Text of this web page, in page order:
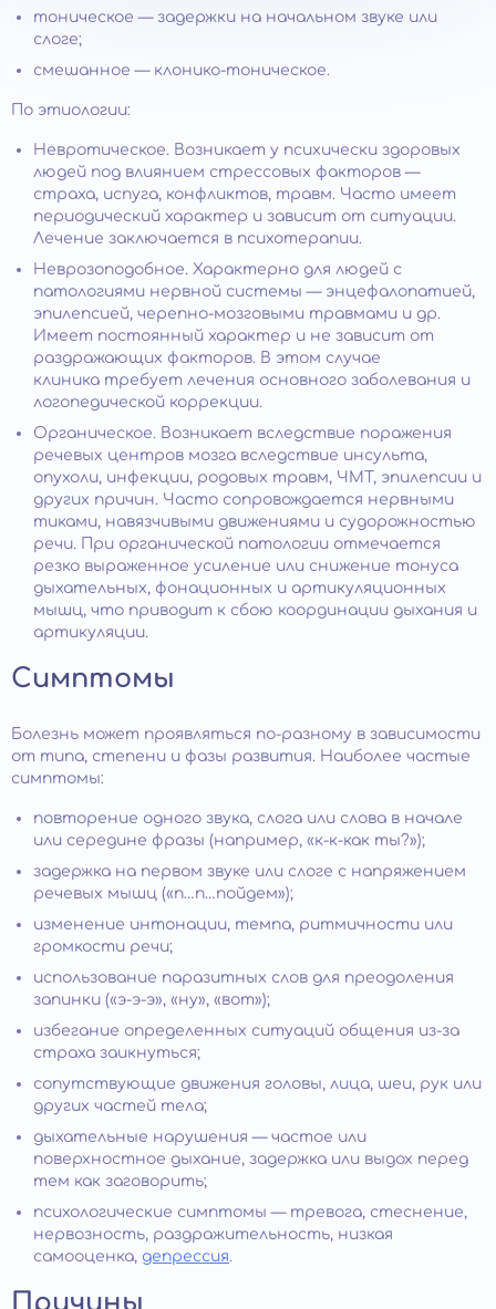
тоническое — задержки на начальном звуке или
слоге;
смешанное — клонико-тоническое.
По этиологии:
Невротическое. Возникает у психически здоровых
людей под влиянием стрессовых факторов —
страха, испуга, конфликтов, травм. Часто имеет
периодический характер и зависит от ситуации.
Лечение заключается в психотерапии.
Неврозоподобное. Характерно для людей с
патологиями нервной системы — энцефалопатией,
эпилепсией, черепно-мозговыми травмами и др.
Имеет постоянный характер и не зависит от
раздражающих факторов. В этом случае
клиника требует лечения основного заболевания и
логопедической коррекции.
Органическое. Возникает вследствие поражения
речевых центров мозга вследствие инсульта,
опухоли, инфекции, родовых травм, ЧМТ, эпилепсии и
других причин. Часто сопровождается нервными
тиками, навязчивыми движениями и судорожностью
речи. При органической патологии отмечается
резко выраженное усиление или снижение тонуса
дыхательных, фонационных и артикуляционных
мышц, что приводит к сбою координации дыхания и
артикуляции.
Симптомы
Болезнь может проявляться по-разному в зависимости
от типа, степени и фазы развития. Наиболее частые
симптомы:
повторение одного звука, слога или слова в начале
или середине фразы (например, «к-к-как ты?»);
задержка на первом звуке или слоге с напряжением
речевых мышц («п…п…пойдем»);
изменение интонации, темпа, ритмичности или
громкости речи;
использование паразитных слов для преодоления
запинки («э-э-э», «ну», «вот»);
избегание определенных ситуаций общения из-за
страха заикнуться;
сопутствующие движения головы, лица, шеи, рук или
других частей тела;
дыхательные нарушения — частое или
поверхностное дыхание, задержка или выдох перед
тем как заговорить;
психологические симптомы — тревога, стеснение,
нервозность, раздражительность, низкая
самооценка, депрессия.
Причины